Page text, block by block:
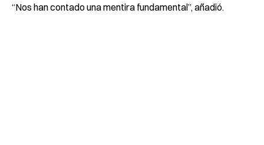
“Nos han contado una mentira fundamental”, añadió.